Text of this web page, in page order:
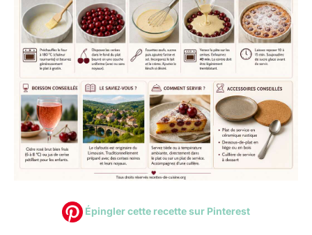
Épingler cette recette sur Pinterest